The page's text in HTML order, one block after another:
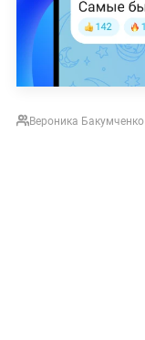
Вероника Бакумченко